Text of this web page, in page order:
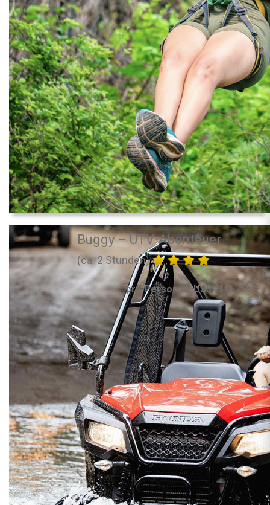
Buggy – UTV-Abenteuer
(ca. 2 Stunden)
pro Person ab US$96.30